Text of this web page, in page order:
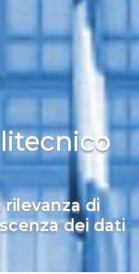
rilevanza di
dei dati